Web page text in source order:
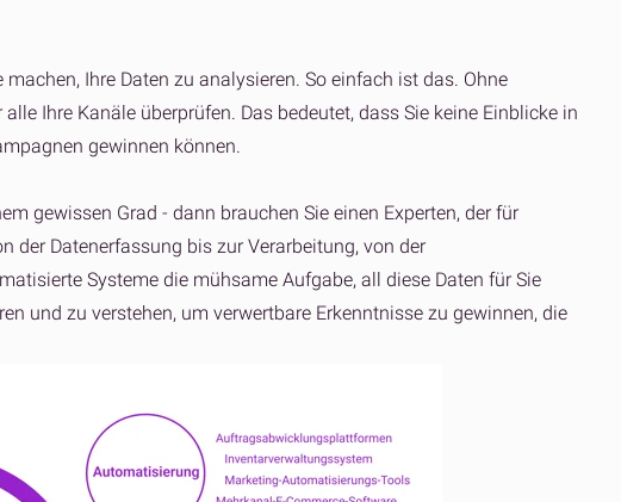
Ihre Daten zu analysieren. So einfach ist das. Ohne
Ihre Kanäle überprüfen. Das bedeutet, dass Sie keine Einblicke in
gewinnen können.
gewissen Grad - dann brauchen Sie einen Experten, der für
der Datenerfassung bis zur Verarbeitung, von der
Systeme die mühsame Aufgabe, all diese Daten für Sie
und zu verstehen, um verwertbare Erkenntnisse zu gewinnen, die